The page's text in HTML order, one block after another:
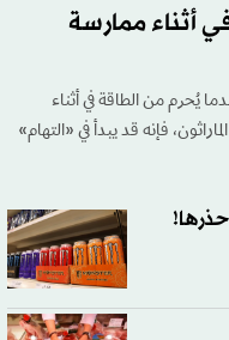
أثناء ممارسة
يُحرم من الطاقة في أثناء
فإنه قد يبدأ في «التهام»